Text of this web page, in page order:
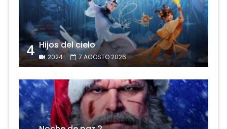
4 Hijos del cielo
2024 7 AGOSTO 2026